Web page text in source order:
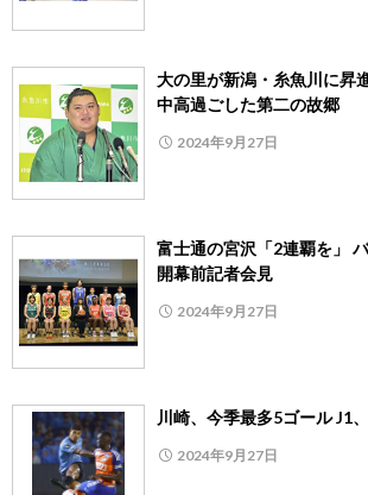
大の里が新潟・糸魚川に昇
中高過ごした第二の故郷
2024年9月27日
富士通の宮沢「2連覇を」
開幕前記者会見
2024年9月27日
川崎、今季最多5ゴール J1
2024年9月27日